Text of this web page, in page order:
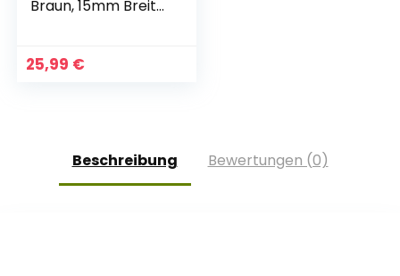
Braun, 15mm Breite,
geflochten mit
Dornschließe,
hochwertiges
Rindsleder
25,99 €
Beschreibung Bewertungen (0)